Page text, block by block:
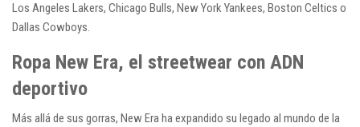
Los Angeles Lakers, Chicago Bulls, New York Yankees, Boston Celtics o
Dallas Cowboys.
Ropa New Era, el streetwear con ADN
deportivo
Más allá de sus gorras, New Era ha expandido su legado al mundo de la